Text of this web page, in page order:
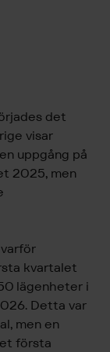
det
visar
uppgång på
2025, men
kvartalet
lägenheter i
Detta var
men en
första